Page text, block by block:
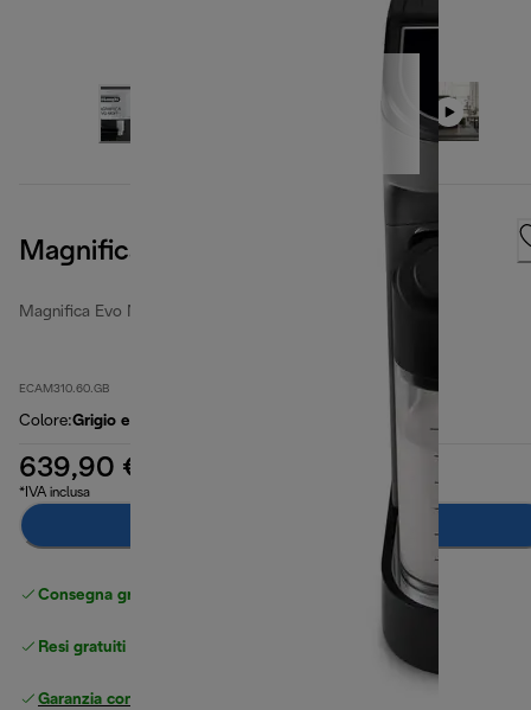
Magnifica Evo Next
Magnifica Evo Next
ECAM310.60.GB
Colore:Grigio e nero
639,90 €
*IVA inclusa
Consegna gratuita standard
Resi gratuiti
Garanzia completa